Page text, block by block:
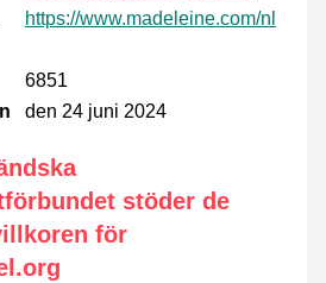
https://www.madeleine.com/nl
6851
den 24 juni 2024
stöder de
för